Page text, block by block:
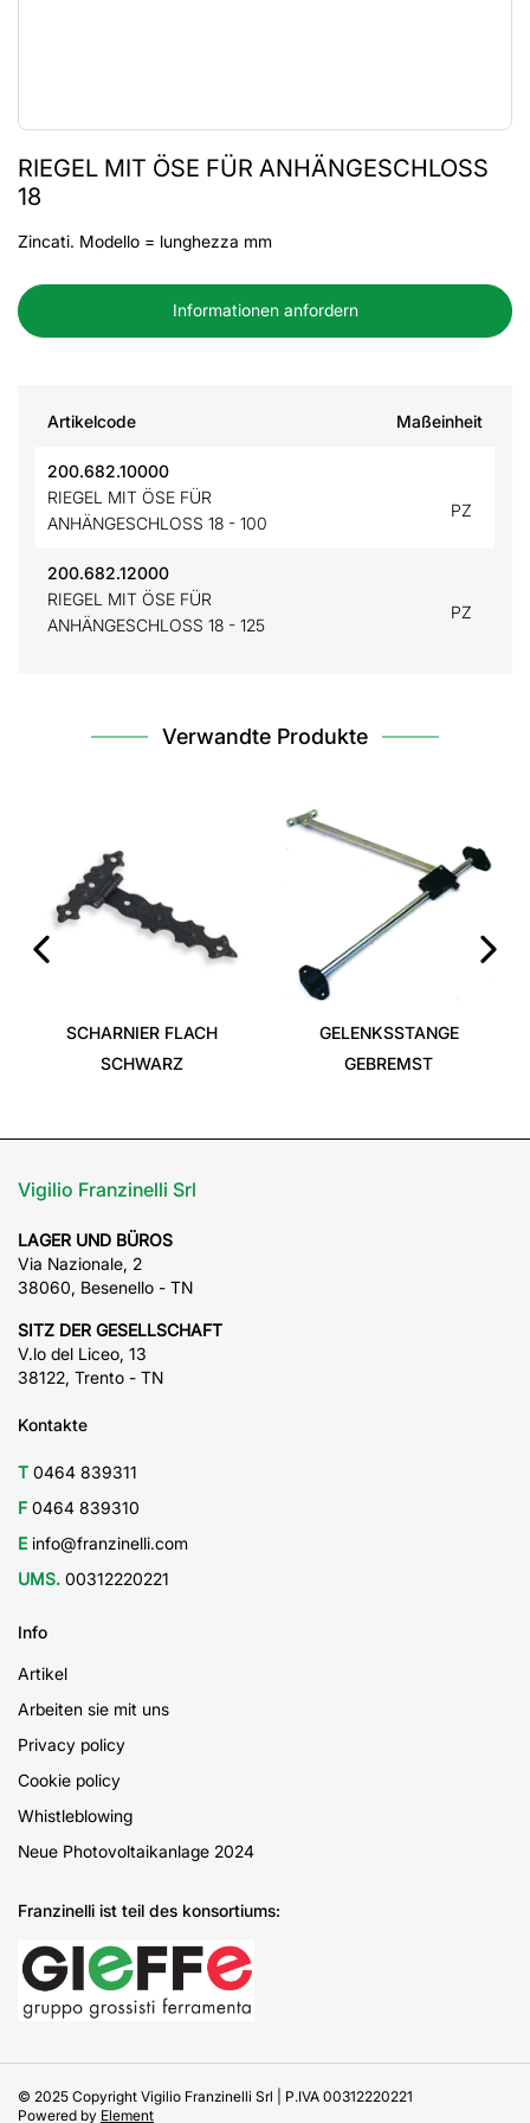
RIEGEL MIT ÖSE FÜR ANHÄNGESCHLOSS
18
Zincati. Modello = lunghezza mm
Informationen anfordern
Artikelcode Maßeinheit
200.682.10000
RIEGEL MIT ÖSE FÜR
ANHÄNGESCHLOSS 18 - 100
PZ
200.682.12000
RIEGEL MIT ÖSE FÜR
ANHÄNGESCHLOSS 18 - 125
PZ
Verwandte Produkte
SCHARNIER FLACH
SCHWARZ
GELENKSSTANGE
GEBREMST
Vigilio Franzinelli Srl
LAGER UND BÜROS
Via Nazionale, 2
38060, Besenello - TN
SITZ DER GESELLSCHAFT
V.lo del Liceo, 13
38122, Trento - TN
Kontakte
T 0464 839311
F 0464 839310
E info@franzinelli.com
UMS. 00312220221
Info
Artikel
Arbeiten sie mit uns
Privacy policy
Cookie policy
Whistleblowing
Neue Photovoltaikanlage 2024
Franzinelli ist teil des konsortiums:
© 2025 Copyright Vigilio Franzinelli Srl | P.IVA 00312220221
Powered by Element